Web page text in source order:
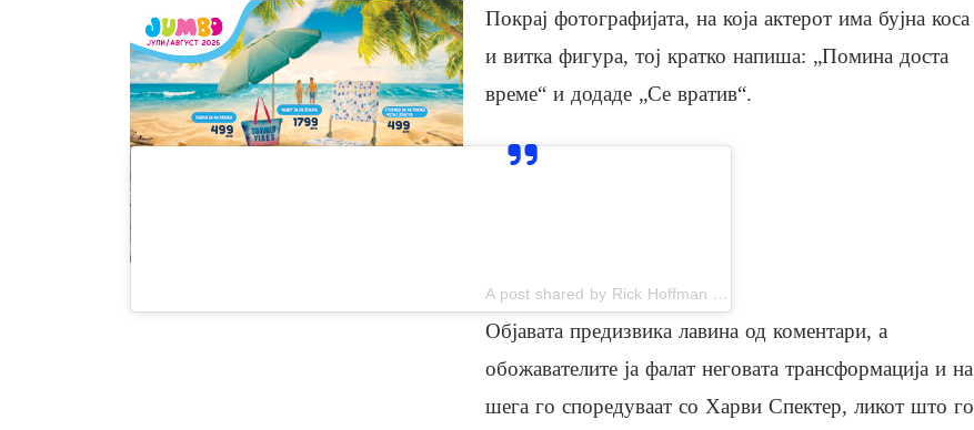
Покрај фотографијата, на која актерот има бујна коса
и витка фигура, тој кратко напиша: „Помина доста
време“ и додаде „Се вратив“.
A post shared by Rick Hoffman (@rickehoffman)
Објавата предизвика лавина од коментари, а
обожавателите ја фалат неговата трансформација и на
шега го споредуваат со Харви Спектер, ликот што го